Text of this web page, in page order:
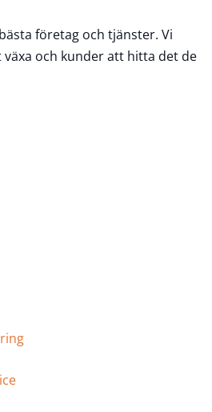
företag och tjänster. Vi
och kunder att hitta det de